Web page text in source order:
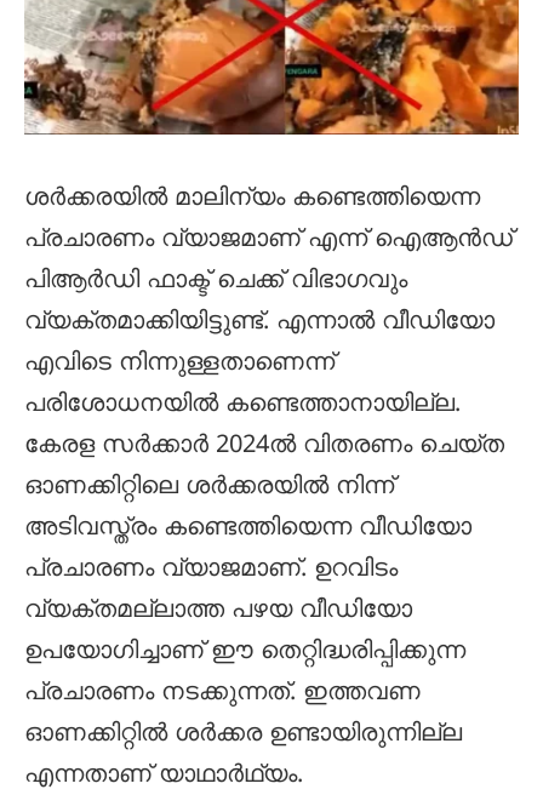
ശര്‍ക്കരയില്‍ മാലിന്യം കണ്ടെത്തിയെന്ന
പ്രചാരണം വ്യാജമാണ് എന്ന് ഐആന്‍ഡ്
പിആര്‍ഡി ഫാക്ട് ചെക്ക് വിഭാഗവും
വ്യക്തമാക്കിയിട്ടുണ്ട്. എന്നാല്‍ വീഡിയോ
എവിടെ നിന്നുള്ളതാണെന്ന്
പരിശോധനയില്‍ കണ്ടെത്താനായില്ല.
കേരള സര്‍ക്കാര്‍ 2024ല്‍ വിതരണം ചെയ്ത
ഓണക്കിറ്റിലെ ശര്‍ക്കരയില്‍ നിന്ന്
അടിവസ്ത്രം കണ്ടെത്തിയെന്ന വീഡിയോ
പ്രചാരണം വ്യാജമാണ്. ഉറവിടം
വ്യക്തമല്ലാത്ത പഴയ വീഡിയോ
ഉപയോഗിച്ചാണ് ഈ തെറ്റിദ്ധരിപ്പിക്കുന്ന
പ്രചാരണം നടക്കുന്നത്. ഇത്തവണ
ഓണക്കിറ്റില്‍ ശര്‍ക്കര ഉണ്ടായിരുന്നില്ല
എന്നതാണ് യാഥാര്‍ഥ്യം.